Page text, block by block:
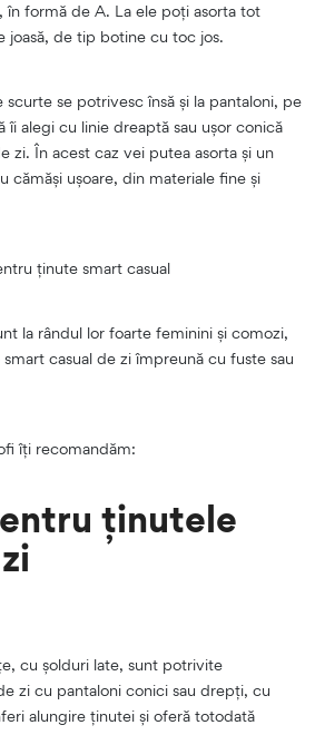
în formă de A. La ele poți asorta tot
joasă, de tip botine cu toc jos.
se potrivesc însă și la pantaloni, pe
îi alegi cu linie dreaptă sau ușor conică
zi. În acest caz vei putea asorta și un
cămăși ușoare, din materiale fine și
ținute smart casual
la rândul lor foarte feminini și comozi,
casual de zi împreună cu fuste sau
îți recomandăm:
ținutele
cu șolduri late, sunt potrivite
zi cu pantaloni conici sau drepți, cu
alungire ținutei și oferă totodată